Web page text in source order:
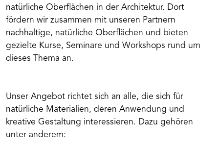
natürliche Oberflächen in der Architektur. Dort
fördern wir zusammen mit unseren Partnern
nachhaltige, natürliche Oberflächen und bieten
gezielte Kurse, Seminare und Workshops rund um
dieses Thema an.
Unser Angebot richtet sich an alle, die sich für
natürliche Materialien, deren Anwendung und
kreative Gestaltung interessieren. Dazu gehören
unter anderem: